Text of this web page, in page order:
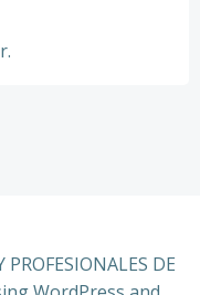
DE